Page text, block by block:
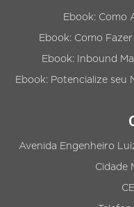
Ebook: Como
Ebook: Como
Ebook: Inbound
Ebook: Potencialize seu
Avenida Engenheiro Luiz
Cidade